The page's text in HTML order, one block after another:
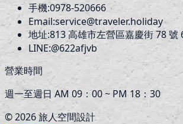
手機:0978-520666
Email:service@traveler.holiday
地址:813高雄市左營區嘉慶街 78 號
LINE:@622afjvb
營業時間
週一至週日 AM 09：00 ~ PM 18：30
©2026旅人空間設計